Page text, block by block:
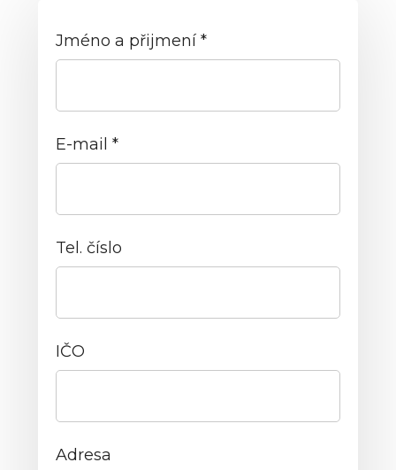
Jméno a přijmení *
E-mail *
Tel. číslo
IČO
Adresa